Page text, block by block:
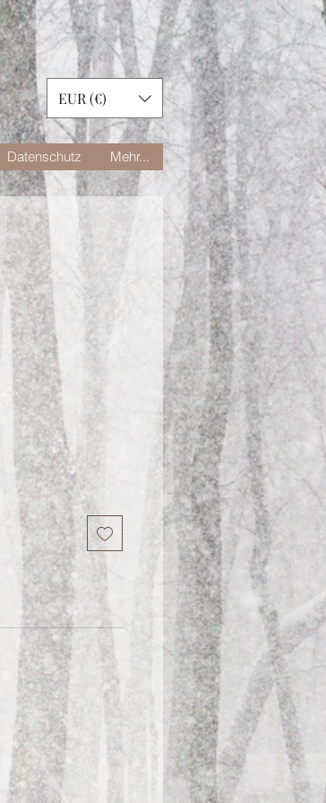
EUR (€)
Datenschutz Mehr...